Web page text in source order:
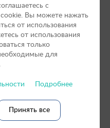
входят:
(купирование хвоста,
дефектов);
и проводится в
с
cookie. Вы можете нажать
от использования
от использования
только
для
Подробнее
Принять все